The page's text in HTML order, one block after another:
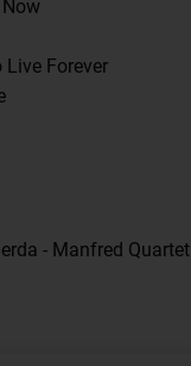
Live Forever
- Manfred Quartet